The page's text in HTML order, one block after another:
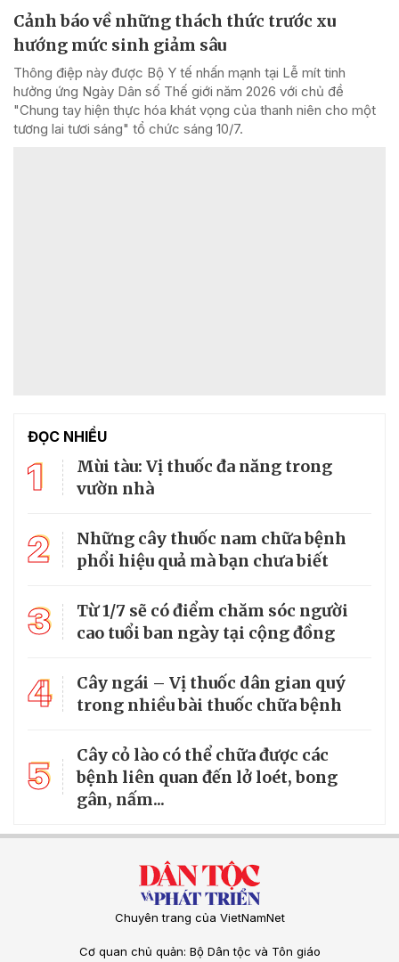
Cảnh báo về những thách thức trước xu
hướng mức sinh giảm sâu
Thông điệp này được Bộ Y tế nhấn mạnh tại Lễ mít tinh
hưởng ứng Ngày Dân số Thế giới năm 2026 với chủ đề
"Chung tay hiện thực hóa khát vọng của thanh niên cho một
tương lai tươi sáng" tổ chức sáng 10/7.
ĐỌC NHIỀU
1
Mùi tàu: Vị thuốc đa năng trong
vườn nhà
2
Những cây thuốc nam chữa bệnh
phổi hiệu quả mà bạn chưa biết
3
Từ 1/7 sẽ có điểm chăm sóc người
cao tuổi ban ngày tại cộng đồng
4
Cây ngái – Vị thuốc dân gian quý
trong nhiều bài thuốc chữa bệnh
5
Cây cỏ lào có thể chữa được các
bệnh liên quan đến lở loét, bong
gân, nấm...
Chuyên trang của VietNamNet
Cơ quan chủ quản: Bộ Dân tộc và Tôn giáo